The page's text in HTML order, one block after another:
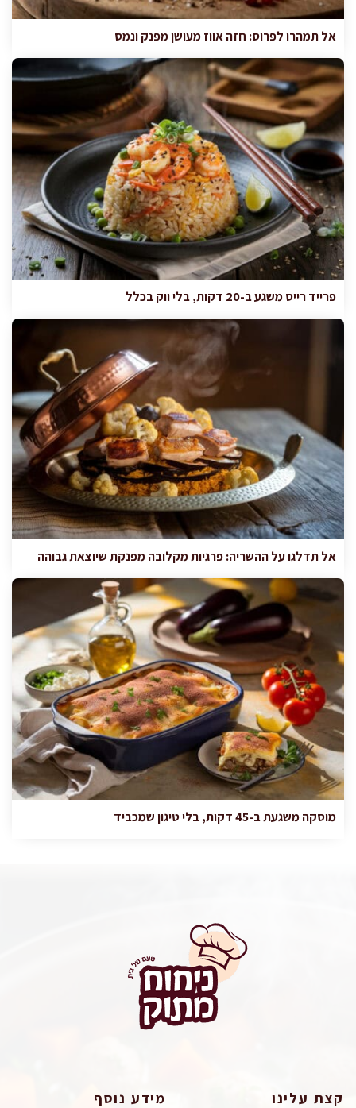
אל תמהרו לפרוס: חזה אווז מעושן מפנק ונמס
פרייד רייס משגע ב-20 דקות, בלי ווק בכלל
אל תדלגו על ההשריה: פרגיות מקלובה מפנקת שיוצאת גבוהה
מוסקה משגעת ב-45 דקות, בלי טיגון שמכביד
קצת עלינו מידע נוסף